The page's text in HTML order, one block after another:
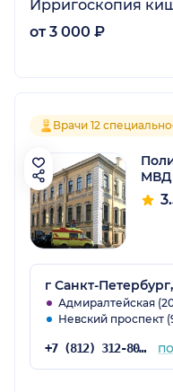
Ирригоскопия
от 3 000 ₽
Врачи 12
МВД
г Санкт-
Адмиралтейская
Невский проспект
+7 (812) 312-80-32